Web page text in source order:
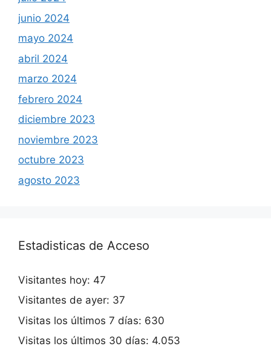
junio 2024
mayo 2024
abril 2024
marzo 2024
febrero 2024
diciembre 2023
noviembre 2023
octubre 2023
agosto 2023
Estadisticas de Acceso
Visitantes hoy: 47
Visitantes de ayer: 37
Visitas los últimos 7 días: 630
Visitas los últimos 30 días: 4.053